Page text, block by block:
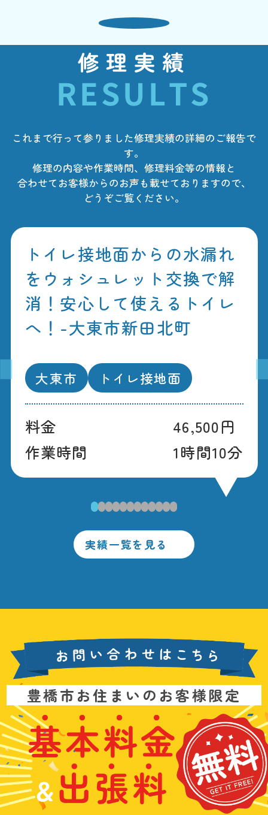
修理実績
RESULTS
これまで行って参りました修理実績の詳細のご報告で
す。
修理の内容や作業時間、修理料金等の情報と
合わせてお客様からのお声も載せておりますので、
どうぞご覧ください。
トイレ接地面からの水漏れ
をウォシュレット交換で解
消！安心して使えるトイレ
へ！-大東市新田北町
大東市 トイレ接地面
料金
46,500円
作業時間
1時間10分
1 2 3 4 5 6 7 8 9 1011 12
実績一覧を見る
合
わ
せ
は
こ
ち
ら
豊橋市お住まいのお客様限定
本
料
金
&
出
張
料
無
料
漏
れ
や
詰
ま
り
、
水
の
6
日
年
中
無
休
で
お